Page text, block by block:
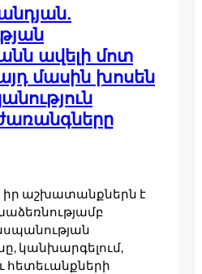
ավելի մոտ
մասին խոսեն
իր աշխատանքներն է
կանխարգելում,